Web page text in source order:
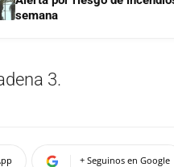
semana
3.
+ Seguinos en Google